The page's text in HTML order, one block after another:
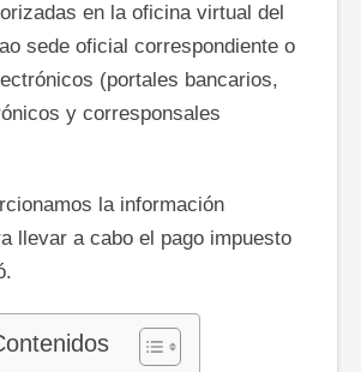
en la oficina virtual del
sede oficial correspondiente o
(portales bancarios,
y corresponsales
la información
llevar a cabo el pago impuesto